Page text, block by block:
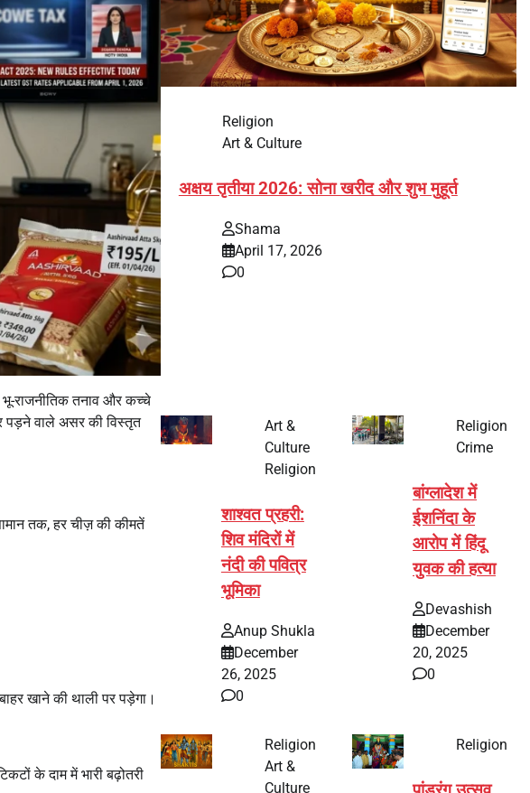
राजनीतिक तनाव और कच्चे
पड़ने वाले असर की विस्तृत
तक, हर चीज़ की कीमतें
खाने की थाली पर पड़ेगा।
के दाम में भारी बढ़ोतरी
Religion
Art & Culture
अक्षय तृतीया 2026: सोना खरीद और शुभ मुहूर्त
Shama
April 17, 2026
0
Art &
Culture
Religion
शाश्वत प्रहरी:
शिव मंदिरों में
नंदी की पवित्र
भूमिका
Anup Shukla
December
26, 2025
0
Religion
Crime
बांग्लादेश में
ईशनिंदा के
आरोप में हिंदू
युवक की हत्या
Devashish
December
20, 2025
0
Religion
Art &
Culture
Religion